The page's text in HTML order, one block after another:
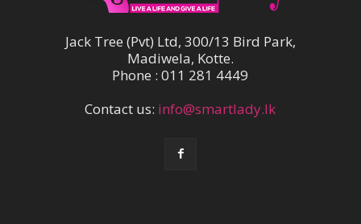
Jack Tree (Pvt) Ltd, 300/13 Bird Park,
Madiwela, Kotte.
Phone : 011 281 4449
Contact us: info@smartlady.lk